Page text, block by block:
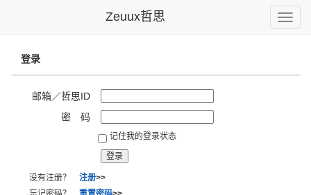
Toggle
Zeuux哲思
登录
邮箱／哲思ID
密 码
记住我的登录状态
没有注册？ 注册>>